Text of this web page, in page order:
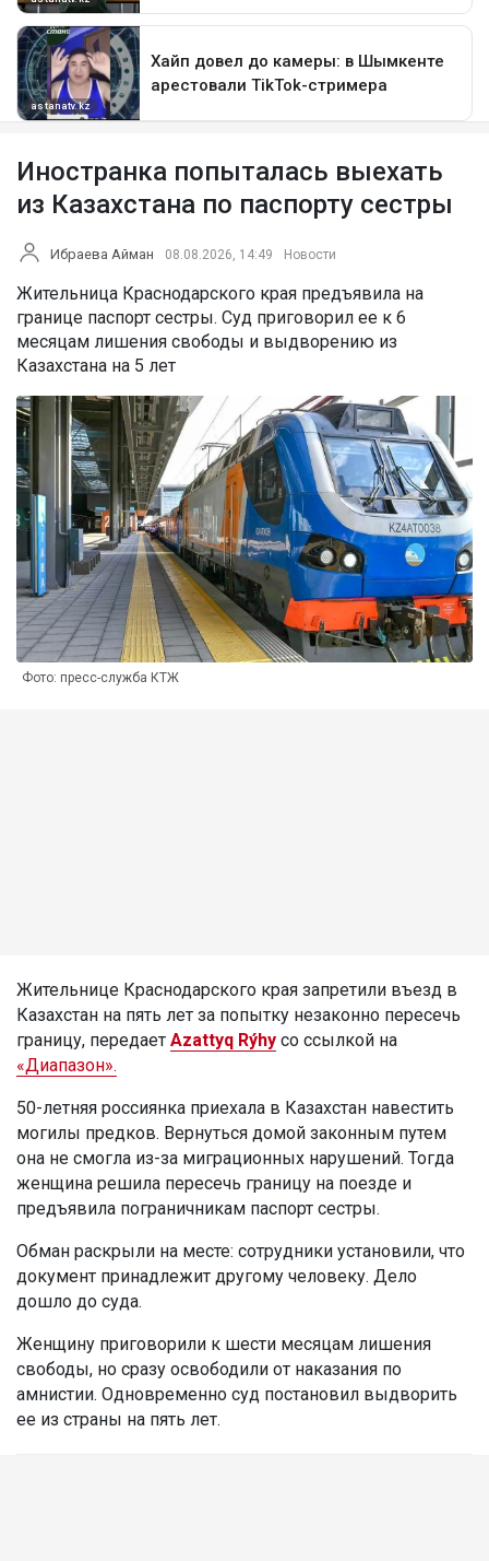
Иностранка попыталась выехать
из Казахстана по паспорту сестры
Ибраева Айман 08.08.2026, 14:49 Новости
Жительница Краснодарского края предъявила на
границе паспорт сестры. Суд приговорил ее к 6
месяцам лишения свободы и выдворению из
Казахстана на 5 лет
Фото: пресс-служба КТЖ
Жительнице Краснодарского края запретили въезд в
Казахстан на пять лет за попытку незаконно пересечь
границу, передает Azattyq Rýhy со ссылкой на
«Диапазон».
50-летняя россиянка приехала в Казахстан навестить
могилы предков. Вернуться домой законным путем
она не смогла из-за миграционных нарушений. Тогда
женщина решила пересечь границу на поезде и
предъявила пограничникам паспорт сестры.
Обман раскрыли на месте: сотрудники установили, что
документ принадлежит другому человеку. Дело
дошло до суда.
Женщину приговорили к шести месяцам лишения
свободы, но сразу освободили от наказания по
амнистии. Одновременно суд постановил выдворить
ее из страны на пять лет.